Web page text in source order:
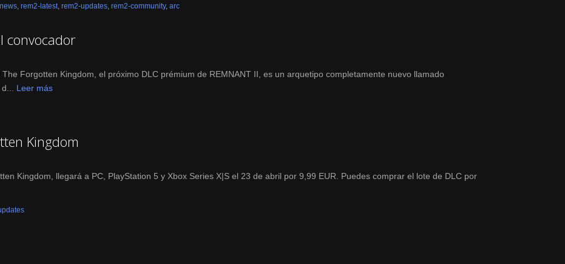
, rem2-latest, rem2-updates, rem2-community, arc
convocador
Forgotten Kingdom, el próximo DLC prémium de REMNANT II, es un arquetipo completamente nuevo llamado
Leer más
Kingdom
Kingdom, llegará a PC, PlayStation 5 y Xbox Series X|S el 23 de abril por 9,99 EUR. Puedes comprar el lote de DLC por